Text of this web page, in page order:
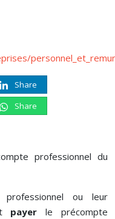
Share
Share
professionnel du
ou leur
payer le précompte